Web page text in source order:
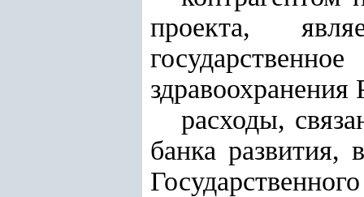
проекта,
здравоохранения
расходы,
банка развития,